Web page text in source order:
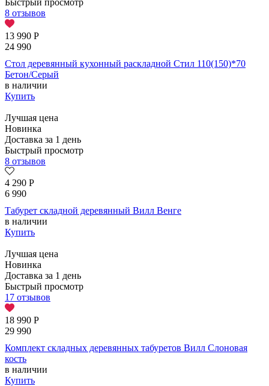
Быстрый просмотр
8 отзывов
13 990 Р
24 990
Стол деревянный кухонный раскладной Стил 110(150)*70
Бетон/Серый
в наличии
Купить
Лучшая цена
Новинка
Доставка за 1 день
Быстрый просмотр
8 отзывов
4 290 Р
6 990
Табурет складной деревянный Вилл Венге
в наличии
Купить
Лучшая цена
Новинка
Доставка за 1 день
Быстрый просмотр
17 отзывов
18 990 Р
29 990
Комплект складных деревянных табуретов Вилл Слоновая
кость
в наличии
Купить